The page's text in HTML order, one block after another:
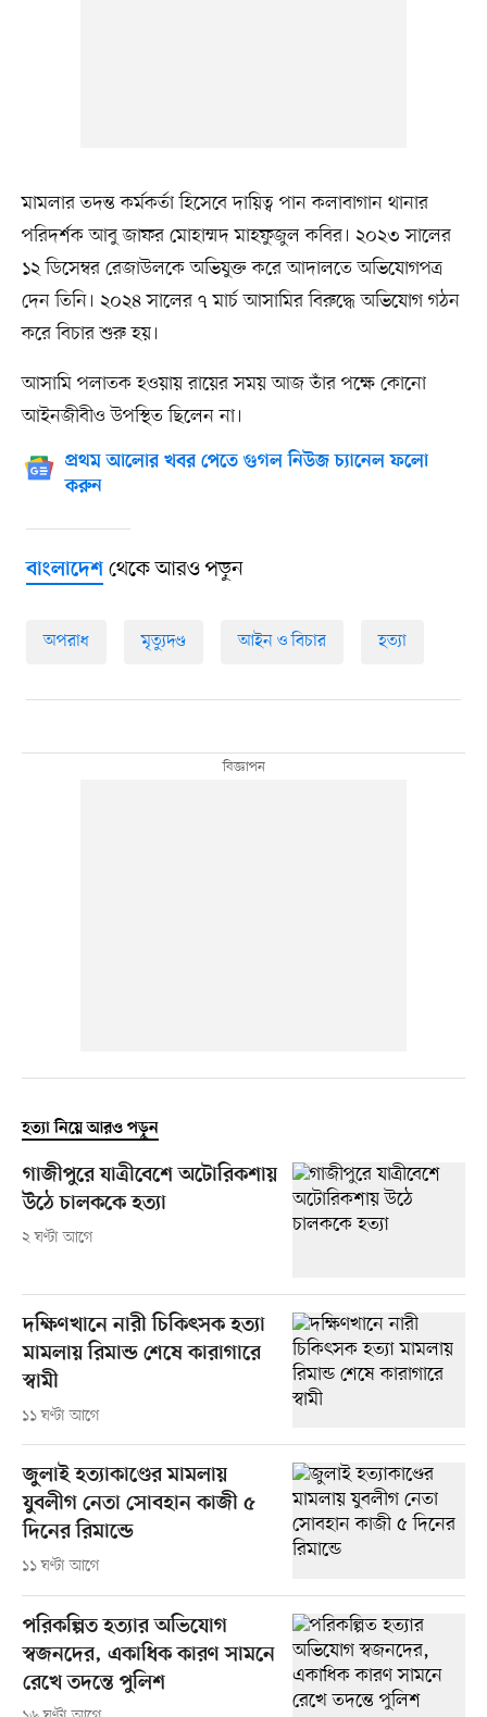
মামলার তদন্ত কর্মকর্তা হিসেবে দায়িত্ব পান কলাবাগান থানার
পরিদর্শক আবু জাফর মোহাম্মদ মাহফুজুল কবির। ২০২৩ সালের
১২ ডিসেম্বর রেজাউলকে অভিযুক্ত করে আদালতে অভিযোগপত্র
দেন তিনি। ২০২৪ সালের ৭ মার্চ আসামির বিরুদ্ধে অভিযোগ গঠন
করে বিচার শুরু হয়।
আসামি পলাতক হওয়ায় রায়ের সময় আজ তাঁর পক্ষে কোনো
আইনজীবীও উপস্থিত ছিলেন না।
প্রথম আলোর খবর পেতে গুগল নিউজ চ্যানেল ফলো
করুন
বাংলাদেশথেকে আরও পড়ুন
অপরাধ মৃত্যুদণ্ড আইন ও বিচার হত্যা
হত্যা নিয়ে আরও পড়ুন
গাজীপুরে যাত্রীবেশে অটোরিকশায়
উঠে চালককে হত্যা
২ ঘণ্টা আগে
দক্ষিণখানে নারী চিকিৎসক হত্যা
মামলায় রিমান্ড শেষে কারাগারে
স্বামী
১১ ঘণ্টা আগে
জুলাই হত্যাকাণ্ডের মামলায়
যুবলীগ নেতা সোবহান কাজী ৫
দিনের রিমান্ডে
১১ ঘণ্টা আগে
পরিকল্পিত হত্যার অভিযোগ
স্বজনদের, একাধিক কারণ সামনে
রেখে তদন্তে পুলিশ